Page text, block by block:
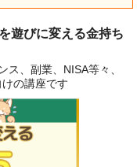
遊びに変える金持ち
、副業、NISA等々、
の講座です